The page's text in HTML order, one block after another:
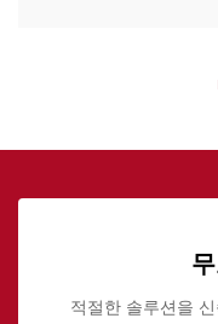
적절한 솔루션을